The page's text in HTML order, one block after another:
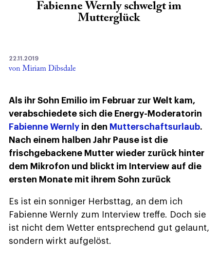
Fabienne Wernly schwelgt im
Mutterglück
22.11.2019
von Miriam Dibsdale
Als ihr Sohn Emilio im Februar zur Welt kam,
verabschiedete sich die Energy-Moderatorin
Fabienne Wernly in den Mutterschaftsurlaub.
Nach einem halben Jahr Pause ist die
frischgebackene Mutter wieder zurück hinter
dem Mikrofon und blickt im Interview auf die
ersten Monate mit ihrem Sohn zurück
Es ist ein sonniger Herbsttag, an dem ich
Fabienne Wernly zum Interview treffe. Doch sie
ist nicht dem Wetter entsprechend gut gelaunt,
sondern wirkt aufgelöst.